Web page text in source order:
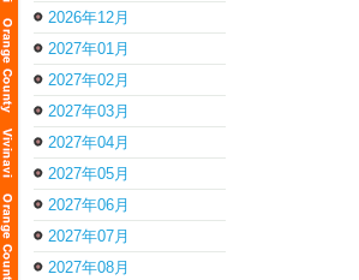
2026年12月
2027年01月
2027年02月
2027年03月
2027年04月
2027年05月
2027年06月
2027年07月
2027年08月